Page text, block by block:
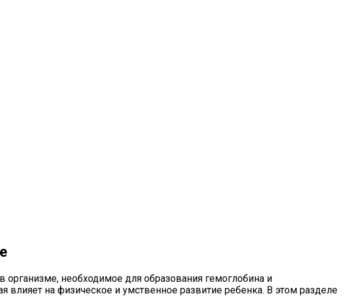
необходимое для образования гемоглобина и
влияет на физическое и умственное развитие ребенка. В этом разделе